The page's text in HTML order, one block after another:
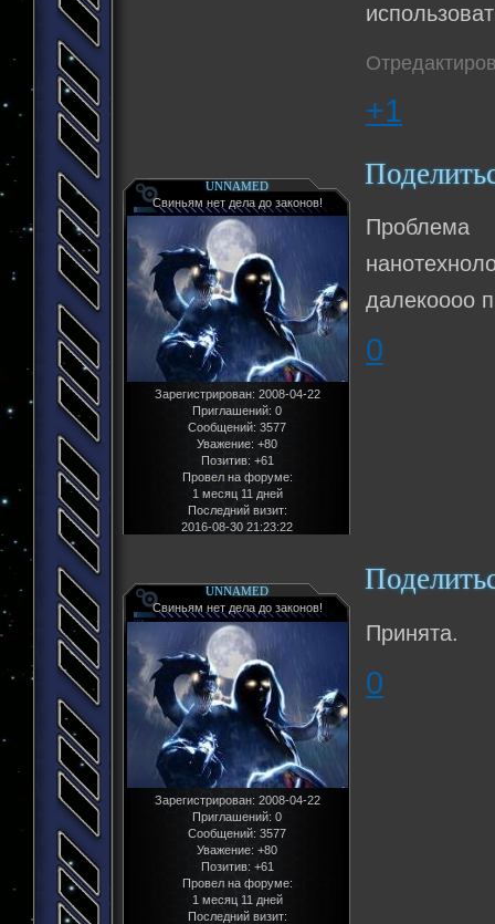
+1
UNNAMED
Свиньям нет дела до законов!
Зарегистрирован: 2008-04-22
Приглашений: 0
Сообщений: 3577
Уважение: +80
Позитив: +61
Провел на форуме:
1 месяц 11 дней
Последний визит:
2016-08-30 21:23:22
далекоооо
0
UNNAMED
Свиньям нет дела до законов!
Зарегистрирован: 2008-04-22
Приглашений: 0
Сообщений: 3577
Уважение: +80
Позитив: +61
Провел на форуме:
1 месяц 11 дней
Последний визит:
Принята.
0